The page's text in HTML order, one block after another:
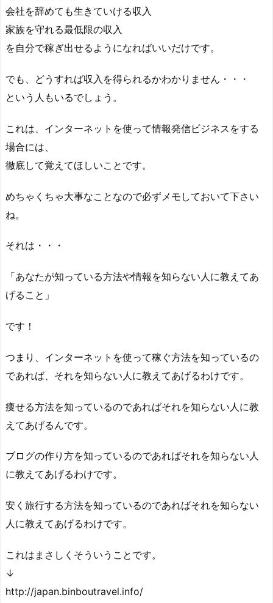
会社を辞めても生きていける収入
家族を守れる最低限の収入
を自分で稼ぎ出せるようになればいいだけです。
でも、どうすれば収入を得られるかわかりません・・・
という人もいるでしょう。
これは、インターネットを使って情報発信ビジネスをする
場合には、
徹底して覚えてほしいことです。
めちゃくちゃ大事なことなので必ずメモしておいて下さい
ね。
それは・・・
「あなたが知っている方法や情報を知らない人に教えてあ
げること」
です！
つまり、インターネットを使って稼ぐ方法を知っているの
であれば、それを知らない人に教えてあげるわけです。
痩せる方法を知っているのであればそれを知らない人に教
えてあげるんです。
ブログの作り方を知っているのであればそれを知らない人
に教えてあげるわけです。
安く旅行する方法を知っているのであればそれを知らない
人に教えてあげるわけです。
これはまさしくそういうことです。
↓
http://japan.binboutravel.info/